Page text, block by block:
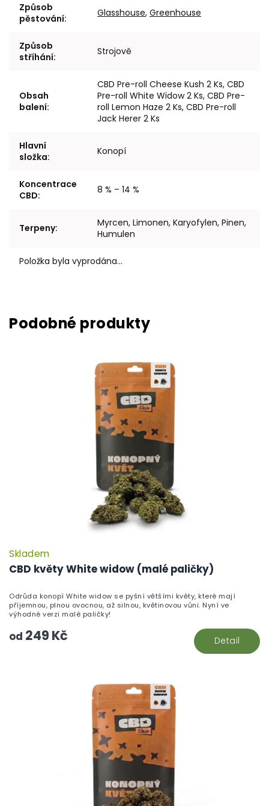
Způsob
pěstování: Glasshouse, Greenhouse
Způsob
stříhání: Strojově
Obsah
balení:
CBD Pre-roll Cheese Kush 2 Ks, CBD
Pre-roll White Widow 2 Ks, CBD Pre-
roll Lemon Haze 2 Ks, CBD Pre-roll
Jack Herer 2 Ks
Hlavní
složka: Konopí
Koncentrace
CBD: 8 % – 14 %
Terpeny:
Myrcen, Limonen, Karyofylen, Pinen,
Humulen
Položka byla vyprodána…
CBD květy White widow (malé paličky)
Skladem
od 249 Kč Detail
Odrůda konopí White widow se pyšní většími květy, které mají
příjemnou, plnou ovocnou, až silnou, květinovou vůni. Nyní ve
výhodné verzi malé paličky!